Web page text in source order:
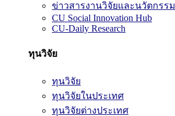
ข่าวสารงานวิจัยและนวัตกรรม
CU Social Innovation Hub
CU-Daily Research
ทุนวิจัย
ทุนวิจัย
ทุนวิจัยในประเทศ
ทุนวิจัยต่างประเทศ